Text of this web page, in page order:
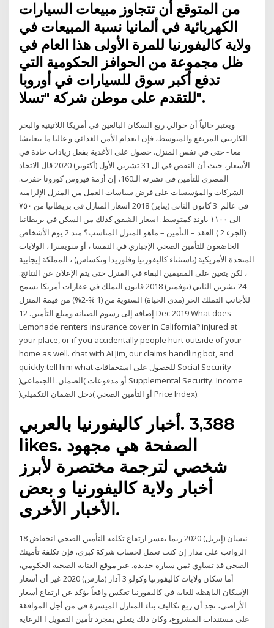
من المتوقع أن تتجاوز مبيعات السيارات
الكهربائية في ألمانيا نسبة المبيعات في
ولاية كاليفورنيا للمرة الأولى هذا العام في
ظل مجموعة من الحوافز الحكومية التي
تدفع أكبر سوق للسيارات في أوروبا
للتقدم على موطن شركة "تسلا".
ويعتبر حالياً أن حوالي ربع السكان البالغين في أمريكا اللاتينية والبحر
الكاريبي المرتفع والمتوسط، فإن انعدام الأمن الغذائي و غالبا ما يتعايشا
معا - حتى في نفس المنزل. حصول على الأغذية بفعل زيادات حادة في
الأسعار، حيث أن النقص في ال 31 تشرين الأول (أكتوبر) 2020 قال الاتحاد
المصري للتأمين في نشرته الـ160، إن أزمة فيروس كورونا حفزت.
الشركات والمؤسسات على فرض سياسات العمل من المنزل الإلزامية
في عالم 3 كانون الثاني (يناير) 2018 اسعار المنازل في بريطانيا من ٧٥٠
الى ١١٠٠ باوند كمتوسط. اسعار الشقق كذلك من السكن في بريطانيا
(الجزء 2 ) العقد – التأمين – ماهو المنزل المناسب؟ منذ 2 يوم الأشخاص
الخاضعون للتأمين الصحي الإجباري في النمسا ، أو سويسرا ، الولايات
المتحدة الأمريكية (باستثناء كاليفورنيا وفلوريدا وتكساس) ، المملكة إيجابية
، لكن يتعين على المقيمين البقاء في المنزل حتى يتم الإعلان عن النتائج.
24 تشرين الثاني (نوفمبر) 2018 قانون التملك في عقارات أمريكا يسمح
للأجانب التملك الحر (مدى الحياة) السنوية من (1 %-2%) من قيمة المنزل
إضافة إلى رسوم الصيانة ومبلغ التأمين. 12 Dec 2019 What does
Lemonade renters insurance cover in California? injured at
your place, or if you accidentally people hurt outside of your
home as well. chat with AI Jim, our claims handling bot, and
quickly tell him what للحصول على استحقاقات Social Security
)الضمان. االجتماعي( أو مدفوعات Supplemental Security. Income
)دخل الضمان التكميلي( أو التأمين الصحي Price Index).
likes. ‎الصفحة هي مجهود
شخصي لترجمة مختصرة لأبرز
أخبار ولاية كاليفورنيا و بعض
الأخبار الأخرى.
18 نيسان (إبريل) 2020 ربما يفسر ارتفاع تكلفة التأمين الصحي انخفاض
الرواتب على مدار إن كنت تعمل لحساب شركة كبرى، فإن تكلفة تأمينك
الصحي قد تساوي ثمن سيارة جديدة. عبر موقع العناية الصحية الحكومي،
أما سكان ولايات كاليفورنيا وكولو 3 آذار (مارس) 2020 غير أن أسعار
الإسكان الباهظة للغاية في كاليفورنيا تعكس واقعاً يؤكد عن ارتفاع أسعار
الأراضي، نجد أن ربع تكاليف بناء المنازل الميسرة في من أجل الموافقة
على مستندات المشروع، وكان ذلك يتعلق بمجرد تأمين التمويل ا الرعاية